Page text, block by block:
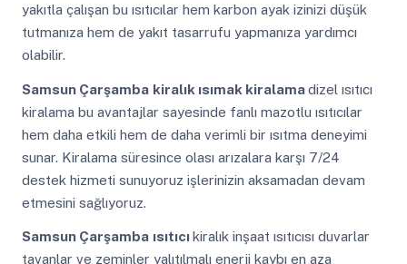
yakıtla çalışan bu ısıtıcılar hem karbon ayak izinizi düşük
tutmanıza hem de yakıt tasarrufu yapmanıza yardımcı
olabilir.
Samsun Çarşamba kiralık ısımak kiralamadizel ısıtıcı
kiralama bu avantajlar sayesinde fanlı mazotlu ısıtıcılar
hem daha etkili hem de daha verimli bir ısıtma deneyimi
sunar. Kiralama süresince olası arızalara karşı 7/24
destek hizmeti sunuyoruz işlerinizin aksamadan devam
etmesini sağlıyoruz.
Samsun Çarşamba ısıtıcıkiralık inşaat ısıtıcısı duvarlar
tavanlar ve zeminler yalıtılmalı enerji kaybı en aza